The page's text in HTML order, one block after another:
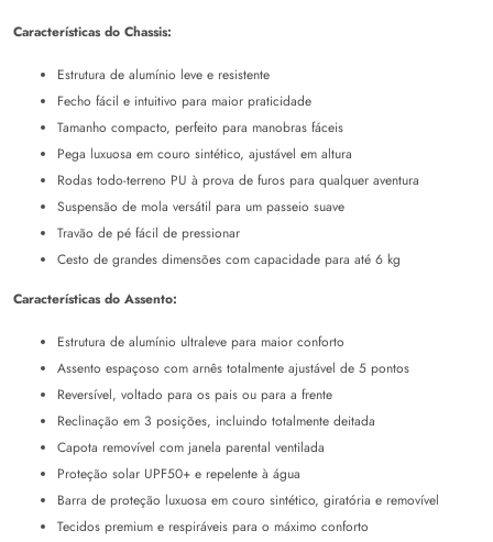
Características do Chassis:
Estrutura de alumínio leve e resistente
Fecho fácil e intuitivo para maior praticidade
Tamanho compacto, perfeito para manobras fáceis
Pega luxuosa em couro sintético, ajustável em altura
Rodas todo-terreno PU à prova de furos para qualquer aventura
Suspensão de mola versátil para um passeio suave
Travão de pé fácil de pressionar
Cesto de grandes dimensões com capacidade para até 6 kg
Características do Assento:
Estrutura de alumínio ultraleve para maior conforto
Assento espaçoso com arnês totalmente ajustável de 5 pontos
Reversível, voltado para os pais ou para a frente
Reclinação em 3 posições, incluindo totalmente deitada
Capota removível com janela parental ventilada
Proteção solar UPF50+ e repelente à água
Barra de proteção luxuosa em couro sintético, giratória e removível
Tecidos premium e respiráveis para o máximo conforto